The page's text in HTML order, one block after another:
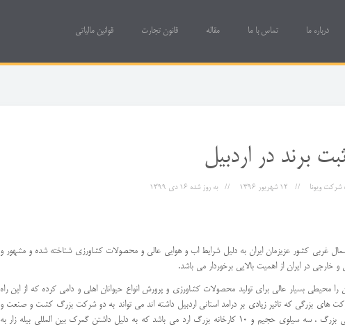
درباره ما تماس با ما مقاله قانون تجارت قوانین مالیاتی
برند در اردبیل
شرکت ویونا 12 شهریور 1396 به روز شده 16 دی 1399
غربی کشور عزیزمان ایران به دلیل شرایط اب و هوایی عالی و محصولات کشاورزی شناخته شده و مشهور و
در ایران از اهمیت بالایی برخوردار می باشد.
سال این خطه از ایران را محیطی بسیار عالی برای تولید محصولات کشاورزی و پرورش انواع حیوانان اهلی و دامی کرده که از این راه
های بزرگی که تاثیر زیادی بر درامد استانی اردبیل داشته اند می تواند به دو شرکت بزرگ کشت و صنعت و
دامپروری مغان و پارس اشاره نمود. اردبیل دارای 13 شهرک صنعتی بزرگ ، سه سیلوی حجیم و 10 کارخانه بزرگ ارد می باشد که به دلیل داشتن گمرک بین المللی بیله زار به